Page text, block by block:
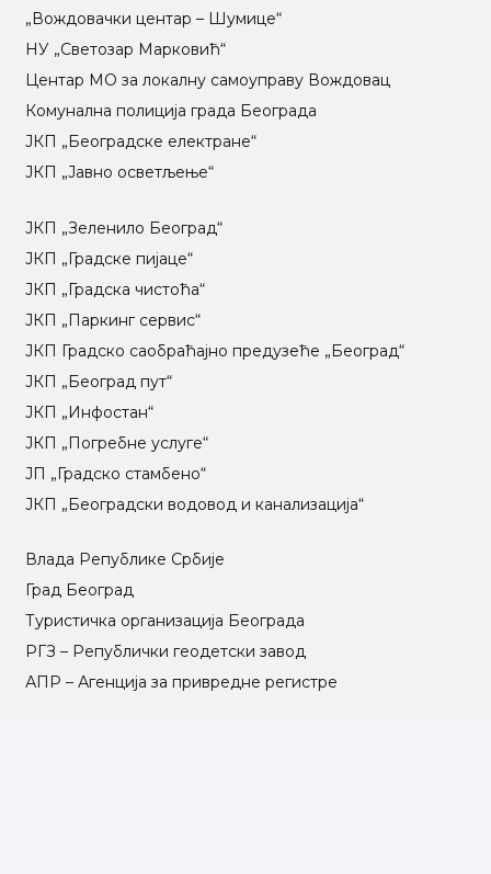
„Вождовачки центар – Шумице“
НУ „Светозар Марковић“
Центар МO за локалну самоуправу Вождовац
Комунална полиција града Београда
ЈКП „Београдске електране“
ЈКП „Јавно осветљење“
ЈКП „Зеленило Београд“
ЈКП „Градске пијаце“
ЈКП „Градска чистоћа“
ЈКП „Паркинг сервис“
ЈКП Градско саобраћајно предузеће „Београд“
ЈКП „Београд пут“
ЈКП „Инфостан“
ЈКП „Погребне услуге“
ЈП „Градско стамбено“
ЈКП „Београдски водовод и канализација“
Влада Републике Србије
Град Београд
Туристичка организација Београда
РГЗ – Републички геодетски завод
АПР – Агенција за привредне регистре